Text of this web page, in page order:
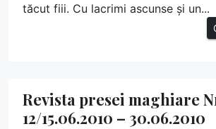
tăcut fiii. Cu lacrimi ascunse și un...
Revista presei maghiare
12/15.06.2010 – 30.06.2010